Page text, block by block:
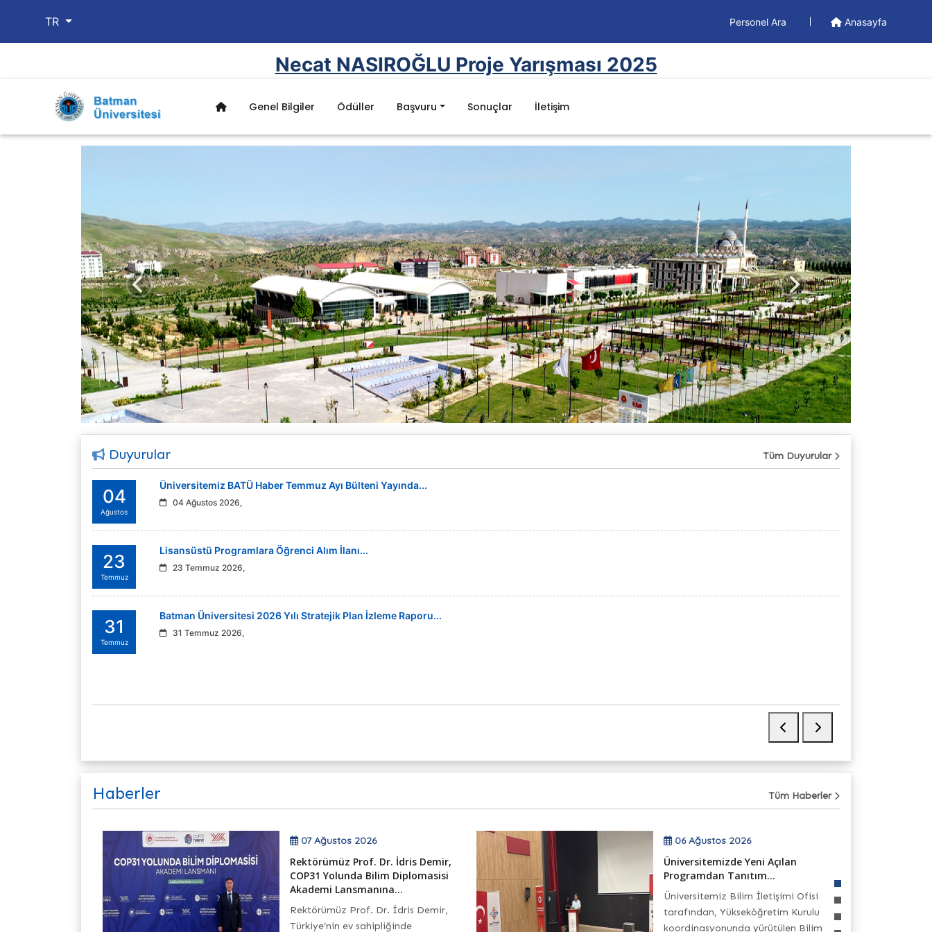
TR Personel Ara Anasayfa
Necat NASIROĞLU Proje Yarışması 2025
Genel Bilgiler Ödüller Başvuru Sonuçlar İletişim
Önceki Sonraki
Duyurular Tüm Duyurular
04
Ağustos
Üniversitemiz BATÜ Haber Temmuz Ayı Bülteni Yayında...
04 Ağustos 2026,
23
Temmuz
Lisansüstü Programlara Öğrenci Alım İlanı...
23 Temmuz 2026,
31
Temmuz
Batman Üniversitesi 2026 Yılı Stratejik Plan İzleme Raporu...
31 Temmuz 2026,
Haberler Tüm Haberler
07 Ağustos 2026
Rektörümüz Prof. Dr. İdris Demir,
COP31 Yolunda Bilim Diplomasisi
Akademi Lansmanına...
Rektörümüz Prof. Dr. İdris Demir,
Türkiye’nin ev sahipliğinde
06 Ağustos 2026
Üniversitemizde Yeni Açılan
Programdan Tanıtım...
Üniversitemiz Bilim İletişimi Ofisi
tarafından, Yükseköğretim Kurulu
koordinasyonunda yürütülen Bilim